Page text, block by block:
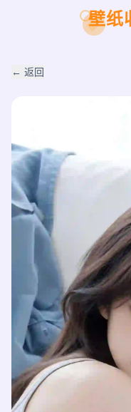
壁纸
← 返回